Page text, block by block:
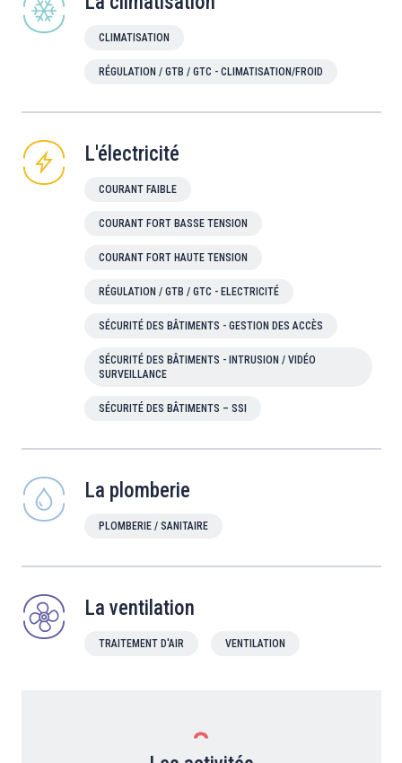
CLIMATISATION
RÉGULATION / GTB / GTC - CLIMATISATION/FROID
L'électricité
COURANT FAIBLE
COURANT FORT BASSE TENSION
COURANT FORT HAUTE TENSION
RÉGULATION / GTB / GTC - ELECTRICITÉ
SÉCURITÉ DES BÂTIMENTS - GESTION DES ACCÈS
SÉCURITÉ DES BÂTIMENTS - INTRUSION / VIDÉO
SURVEILLANCE
SÉCURITÉ DES BÂTIMENTS – SSI
La plomberie
PLOMBERIE / SANITAIRE
La ventilation
TRAITEMENT D'AIR VENTILATION